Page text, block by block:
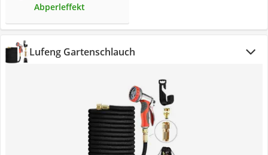
Abperleffekt
Lufeng Gartenschlauch